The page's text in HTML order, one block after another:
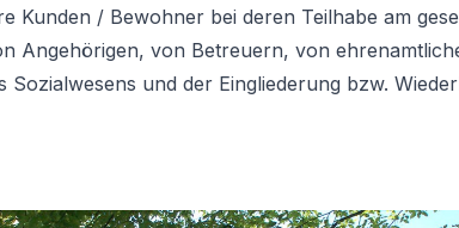
Kunden / Bewohner bei deren Teilhabe am
Angehörigen, von Betreuern, von
Sozialwesens und der Eingliederung bzw.